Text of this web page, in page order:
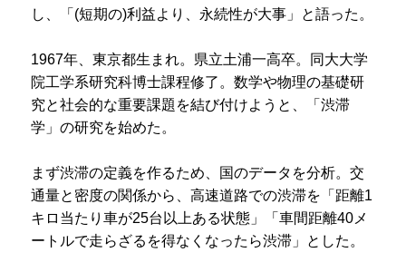
し、「(短期の)利益より、永続性が大事」と語った。
1967年、東京都生まれ。県立土浦一高卒。同大大学
院工学系研究科博士課程修了。数学や物理の基礎研
究と社会的な重要課題を結び付けようと、「渋滞
学」の研究を始めた。
まず渋滞の定義を作るため、国のデータを分析。交
通量と密度の関係から、高速道路での渋滞を「距離1
キロ当たり車が25台以上ある状態」「車間距離40メ
ートルで走らざるを得なくなったら渋滞」とした。